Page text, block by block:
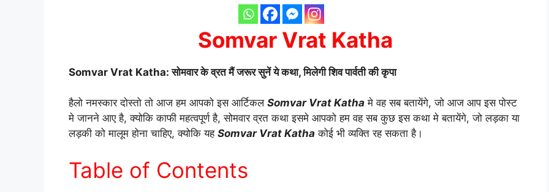
Somvar Vrat Katha
Somvar Vrat Katha: सोमवार के व्रत मैं जरूर सुनें ये कथा, मिलेगी शिव पार्वती की कृपा
हैलो नमस्कार दोस्तो तो आज हम आपको इस आर्टिकल Somvar Vrat Katha मे वह सब बतायेंगे, जो आज आप इस पोस्ट
मे जानने आए है, क्योकि काफी महत्वपूर्ण है, सोमवार व्रत कथा इसमे आपको हम वह सब कुछ इस कथा मे बतायेंगे, जो लड़का या
लड़की को मालूम होना चाहिए, क्योकि यह Somvar Vrat Katha कोई भी व्यक्ति रह सकता है।
Table of Contents